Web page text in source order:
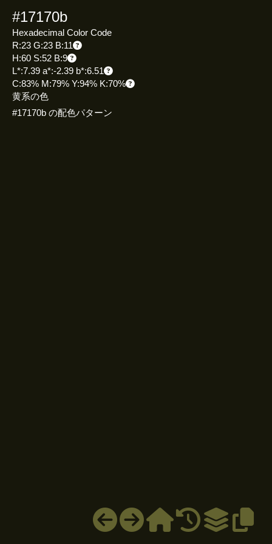
#17170b
Hexadecimal Color Code
R:23 G:23 B:11
H:60 S:52 B:9
L*:7.39 a*:-2.39 b*:6.51
C:83% M:79% Y:94% K:70%
黄系の色
#17170b の配色パターン